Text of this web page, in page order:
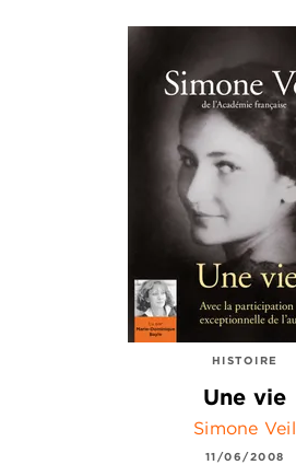
HISTOIRE
Une vie
Simone Veil
11/06/2008